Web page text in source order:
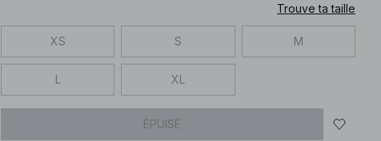
Trouve ta taille
XS S M
L XL
ÉPUISÉ